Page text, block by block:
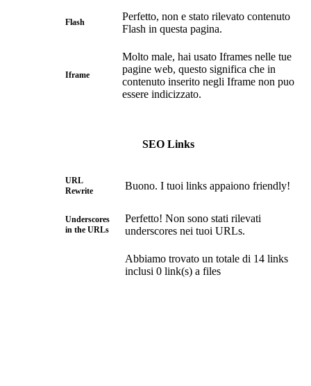
Flash
Perfetto, non e stato rilevato contenuto
Flash in questa pagina.
Iframe
Molto male, hai usato Iframes nelle tue
pagine web, questo significa che in
contenuto inserito negli Iframe non puo
essere indicizzato.
SEO Links
URL
Rewrite
Buono. I tuoi links appaiono friendly!
Underscores
in the URLs
Perfetto! Non sono stati rilevati
underscores nei tuoi URLs.
Abbiamo trovato un totale di 14 links
inclusi 0 link(s) a files